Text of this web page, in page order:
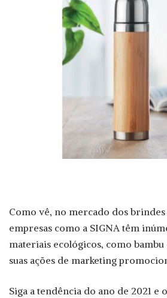
Como vê, no mercado dos
empresas como a SIGNA têm
materiais ecológicos, como bambu
suas ações de marketing
Siga a tendência do ano de 2021 e